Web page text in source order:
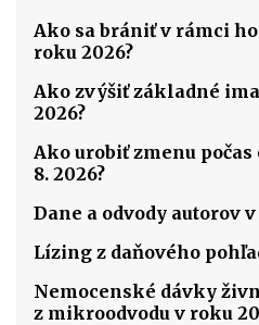
Ako sa brániť v rámci
roku 2026?
Ako zvýšiť základné
2026?
Ako urobiť zmenu počas
8. 2026?
Dane a odvody autorov
Lízing z daňového
Nemocenské dávky
z mikroodvodu v roku